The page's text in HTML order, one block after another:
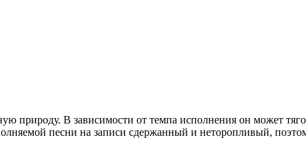
природу. В зависимости от темпа исполнения он может
песни на записи сдержанный и неторопливый,